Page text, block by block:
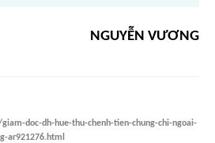
NGUYỄN VƯƠNG
doc-dh-hue-thu-chenh-tien-chung-chi-ngoai-
ar921276.html